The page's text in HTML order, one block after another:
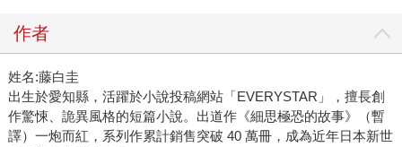
作者
姓名:藤白圭
出生於愛知縣，活躍於小說投稿網站「EVERYSTAR」，擅長創
作驚悚、詭異風格的短篇小說。出道作《細思極恐的故事》（暫
譯）一炮而紅，系列作累計銷售突破 40 萬冊，成為近年日本新世